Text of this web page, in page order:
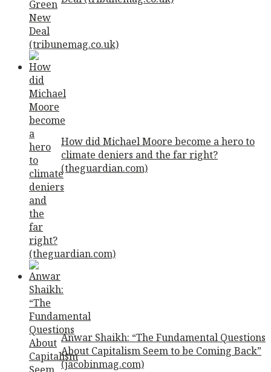
How did Michael Moore become a hero to
climate deniers and the far right?
(theguardian.com)
Anwar Shaikh: “The Fundamental Questions
About Capitalism Seem to be Coming Back”
(jacobinmag.com)